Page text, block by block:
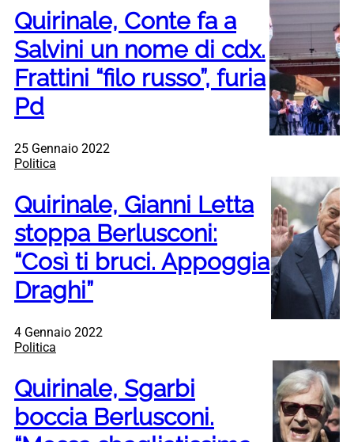
Quirinale, Conte fa a
Salvini un nome di cdx.
Frattini “filo russo”, furia
Pd
25 Gennaio 2022
Politica
Quirinale, Gianni Letta
stoppa Berlusconi:
“Così ti bruci. Appoggia
Draghi”
4 Gennaio 2022
Politica
Quirinale, Sgarbi
boccia Berlusconi.